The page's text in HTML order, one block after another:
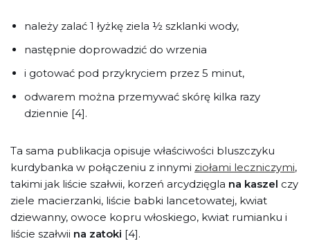
należy zalać 1 łyżkę ziela ½ szklanki wody,
następnie doprowadzić do wrzenia
i gotować pod przykryciem przez 5 minut,
odwarem można przemywać skórę kilka razy
dziennie [4].
Ta sama publikacja opisuje właściwości bluszczyku
kurdybanka w połączeniu z innymi ziołami leczniczymi,
takimi jak liście szałwii, korzeń arcydzięgla na kaszel czy
ziele macierzanki, liście babki lancetowatej, kwiat
dziewanny, owoce kopru włoskiego, kwiat rumianku i
liście szałwii na zatoki [4].